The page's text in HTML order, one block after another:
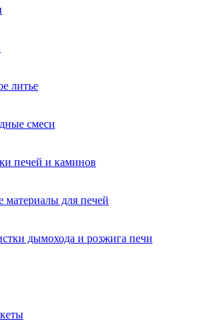
литье
смеси
печей и каминов
для печей
дымохода и розжига печи